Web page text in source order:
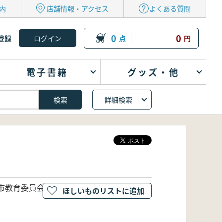
店舗情報・アクセス よくある質問
録 0 点 0 円
電子書籍 グッズ・他
詳細検索
育委員会・三鷹市教育委員会・明治大
ほしいものリストに追加